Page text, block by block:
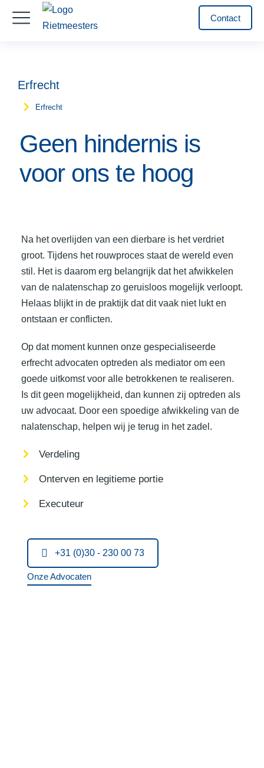
Contact
Erfrecht
Je bent hier:
Erfrecht
Geen hindernis is
voor ons te hoog
Na het overlijden van een dierbare is het verdriet
groot. Tijdens het rouwproces staat de wereld even
stil. Het is daarom erg belangrijk dat het afwikkelen
van de nalatenschap zo geruisloos mogelijk verloopt.
Helaas blijkt in de praktijk dat dit vaak niet lukt en
ontstaan er conflicten.
Op dat moment kunnen onze gespecialiseerde
erfrecht advocaten optreden als mediator om een
goede uitkomst voor alle betrokkenen te realiseren.
Is dit geen mogelijkheid, dan kunnen zij optreden als
uw advocaat. Door een spoedige afwikkeling van de
nalatenschap, helpen wij je terug in het zadel.
Verdeling
Onterven en legitieme portie
Executeur
+31 (0)30 - 230 00 73
Onze Advocaten